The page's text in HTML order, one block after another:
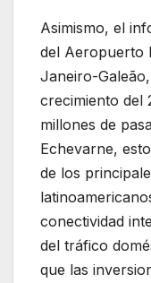
Asimismo, el
del Aeropuerto
Janeiro-Galeão
crecimiento del
millones de
Echevarne,
de los
conectividad
del tráfico
que las